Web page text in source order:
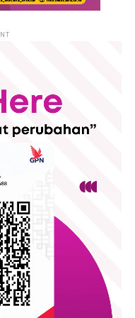
pentingnya
kunci pembangunan.
Mereka adalah
anak dan penguatan
non-fisik seperti
mengapresiasi upaya
forum diskusi. “Budaya
tantangan. Kehadiran
ini adalah langkah
ujarnya.
protection and victim
followed by an
remarkss and a
day, visitors could also
products from local
community engagement